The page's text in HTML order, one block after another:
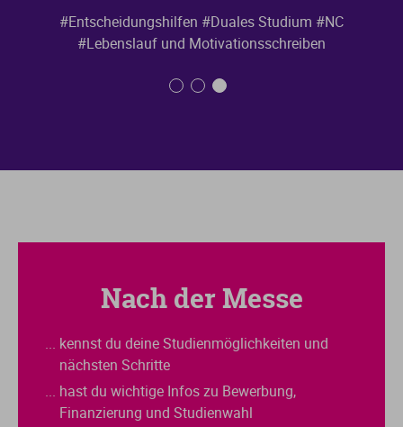
#Entscheidungshilfen #Duales Studium #NC
#Lebenslauf und Motivationsschreiben
Nach der Messe
... kennst du deine Studienmöglichkeiten und
nächsten Schritte
... hast du wichtige Infos zu Bewerbung,
Finanzierung und Studienwahl